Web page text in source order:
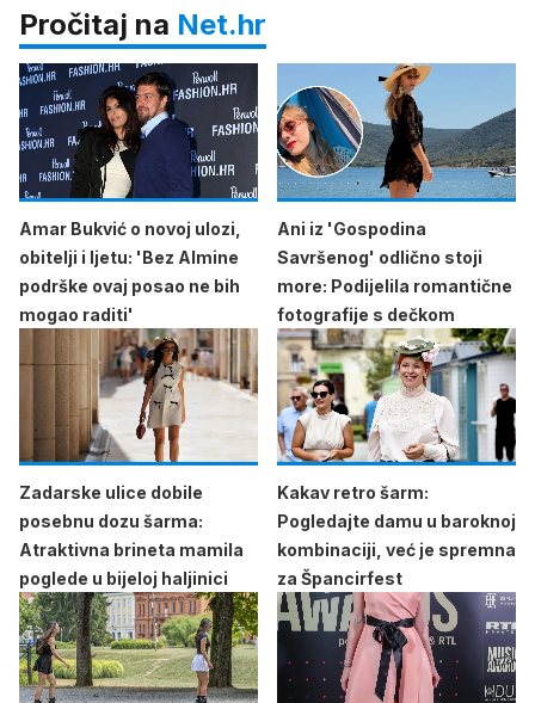
Pročitaj na Net.hr
Amar Bukvić o novoj ulozi,
obitelji i ljetu: 'Bez Almine
podrške ovaj posao ne bih
mogao raditi'
Ani iz 'Gospodina
Savršenog' odlično stoji
more: Podijelila romantične
fotografije s dečkom
Zadarske ulice dobile
posebnu dozu šarma:
Atraktivna brineta mamila
poglede u bijeloj haljinici
Kakav retro šarm:
Pogledajte damu u baroknoj
kombinaciji, već je spremna
za Špancirfest